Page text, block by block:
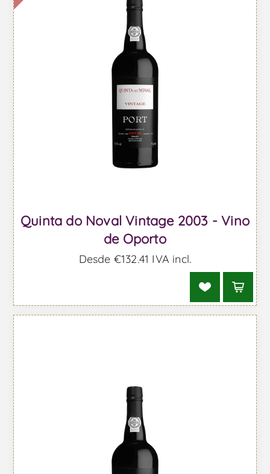
Quinta do Noval Vintage 2003 - Vino
de Oporto
Desde €132,41 IVA incl.